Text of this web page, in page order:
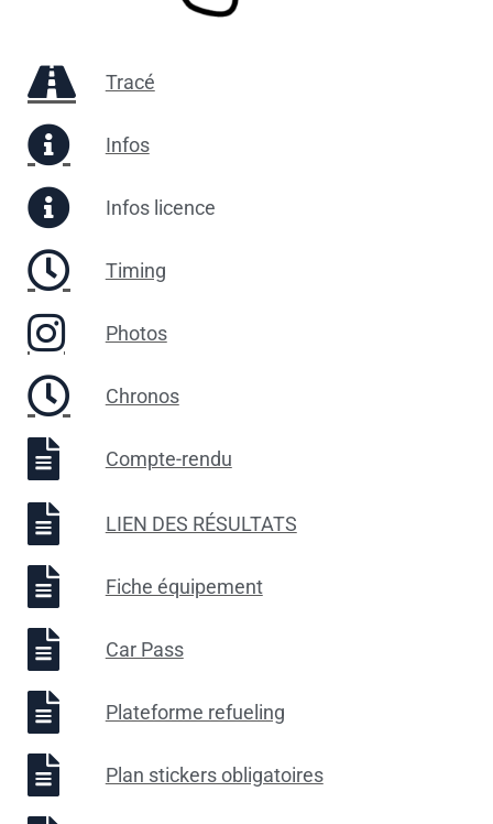
Tracé
Infos
Infos licence
Timing
Photos
Chronos
Compte-rendu
LIEN DES RÉSULTATS
Fiche équipement
Car Pass
Plateforme refueling
Plan stickers obligatoires